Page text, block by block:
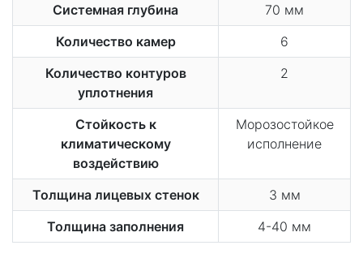
Системная глубина
70 мм
Количество камер
6
Количество контуров
уплотнения
2
Стойкость к
климатическому
воздействию
Морозостойкое
исполнение
Толщина лицевых стенок
3 мм
Толщина заполнения
4-40 мм